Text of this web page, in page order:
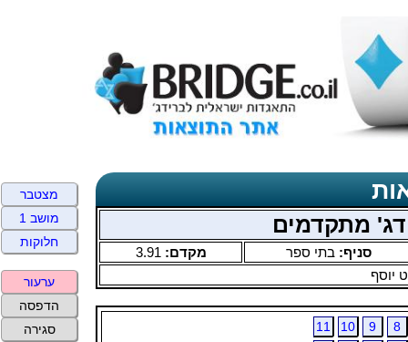
מתקדמים
סניף: בתי ספר מקדם: 3.91
יוסף
8
9
10
11
מצטבר
מושב 1
חלוקות
ערעור
הדפסה
סגירה